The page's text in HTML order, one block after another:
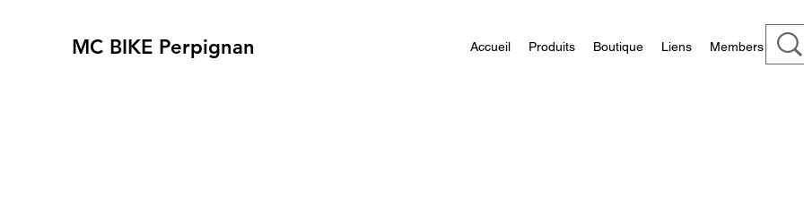
MC BIKE Perpignan Accueil Produits Boutique Liens Members